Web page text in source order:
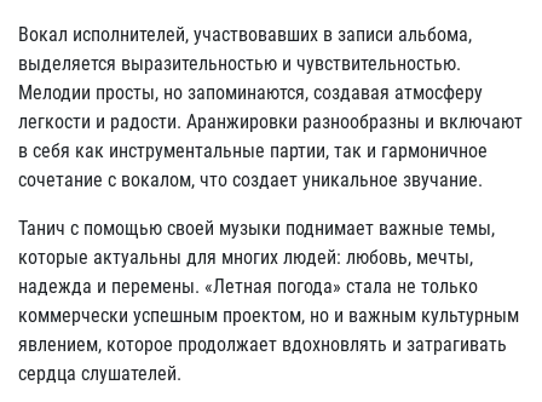
Вокал исполнителей, участвовавших в записи альбома,
выделяется выразительностью и чувствительностью.
Мелодии просты, но запоминаются, создавая атмосферу
легкости и радости. Аранжировки разнообразны и включают
в себя как инструментальные партии, так и гармоничное
сочетание с вокалом, что создает уникальное звучание.
Танич с помощью своей музыки поднимает важные темы,
которые актуальны для многих людей: любовь, мечты,
надежда и перемены. «Летная погода» стала не только
коммерчески успешным проектом, но и важным культурным
явлением, которое продолжает вдохновлять и затрагивать
сердца слушателей.